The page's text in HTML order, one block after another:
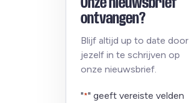
ontvangen?
Blijf altijd up to date door
jezelf in te schrijven op
onze nieuwsbrief.
"*" geeft vereiste velden